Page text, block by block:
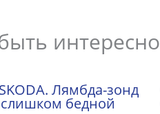
интересно
Лямбда-зонд
слишком бедной